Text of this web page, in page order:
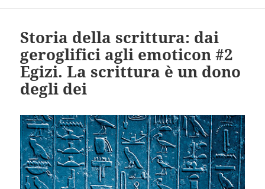
Storia della scrittura: dai
geroglifici agli emoticon #2
Egizi. La scrittura è un dono
degli dei